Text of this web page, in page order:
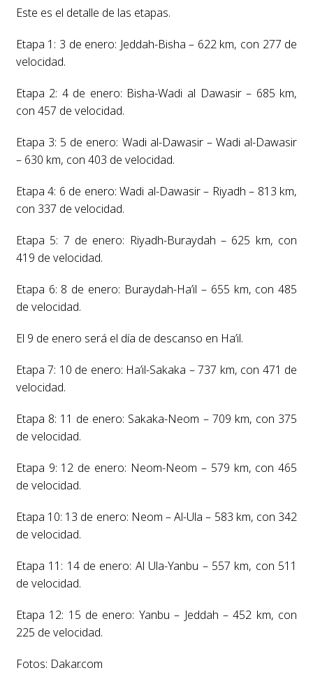
Este es el detalle de las etapas.
Etapa 1: 3 de enero: Jeddah-Bisha – 622 km, con 277 de
velocidad.
Etapa 2: 4 de enero: Bisha-Wadi al Dawasir – 685 km,
con 457 de velocidad.
Etapa 3: 5 de enero: Wadi al-Dawasir – Wadi al-Dawasir
– 630 km, con 403 de velocidad.
Etapa 4: 6 de enero: Wadi al-Dawasir – Riyadh – 813 km,
con 337 de velocidad.
Etapa 5: 7 de enero: Riyadh-Buraydah – 625 km, con
419 de velocidad.
Etapa 6: 8 de enero: Buraydah-Ha’il – 655 km, con 485
de velocidad.
El 9 de enero será el día de descanso en Ha’il.
Etapa 7: 10 de enero: Ha’il-Sakaka – 737 km, con 471 de
velocidad.
Etapa 8: 11 de enero: Sakaka-Neom – 709 km, con 375
de velocidad.
Etapa 9: 12 de enero: Neom-Neom – 579 km, con 465
de velocidad.
Etapa 10: 13 de enero: Neom – Al-Ula – 583 km, con 342
de velocidad.
Etapa 11: 14 de enero: Al Ula-Yanbu – 557 km, con 511
de velocidad.
Etapa 12: 15 de enero: Yanbu – Jeddah – 452 km, con
225 de velocidad.
Fotos: Dakar.com